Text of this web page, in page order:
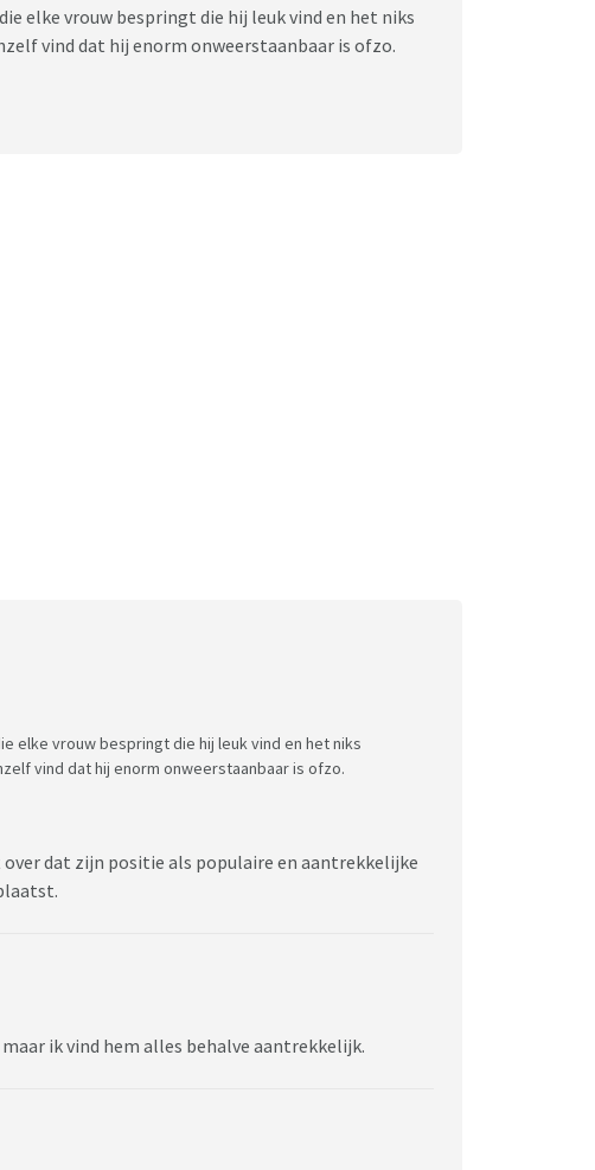
elke vrouw bespringt die hij leuk vind en het niks
vind dat hij enorm onweerstaanbaar is ofzo.
elke vrouw bespringt die hij leuk vind en het niks
vind dat hij enorm onweerstaanbaar is ofzo.
dat zijn positie als populaire en aantrekkelijke
ik vind hem alles behalve aantrekkelijk.